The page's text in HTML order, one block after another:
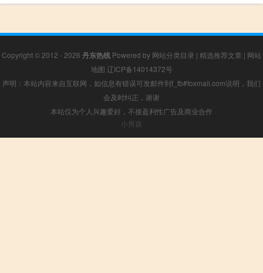
Copyright © 2012 - 2026 丹东热线 Powered by 网站分类目录 | 精选推荐文章 | 网站
地图 辽ICP备14014372号
声明：本站内容来自互联网，如信息有错误可发邮件到f_fb#foxmail.com说明，我们
会及时纠正，谢谢
本站仅为个人兴趣爱好，不接盈利性广告及商业合作
小男孩